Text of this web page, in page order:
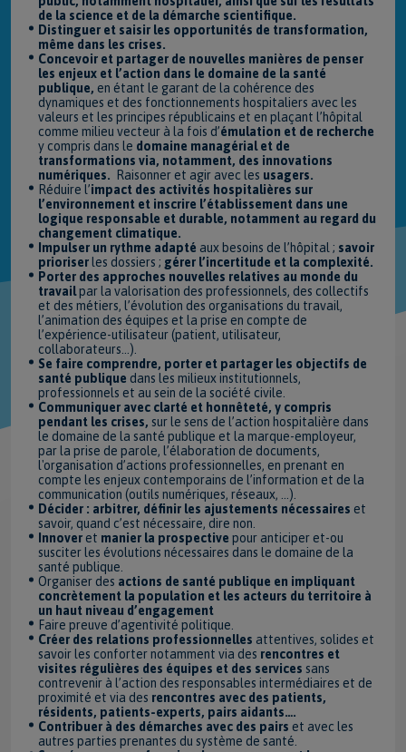
de la science et de la démarche scientifique.
Distinguer et saisir les opportunités de transformation,
même dans les crises.
Concevoir et partager de nouvelles manières de penser
les enjeux et l’action dans le domaine de la santé
publique, en étant le garant de la cohérence des
dynamiques et des fonctionnements hospitaliers avec les
valeurs et les principes républicains et en plaçant l’hôpital
comme milieu vecteur à la fois d’émulation et de recherche
y compris dans le domaine managérial et de
transformations via, notamment, des innovations
numériques. Raisonner et agir avec les usagers.
Réduire l’impact des activités hospitalières sur
l’environnement et inscrire l’établissement dans une
logique responsable et durable, notamment au regard du
changement climatique.
Impulser un rythme adapté aux besoins de l’hôpital ; savoir
prioriser les dossiers ; gérer l’incertitude et la complexité.
Porter des approches nouvelles relatives au monde du
travailpar la valorisation des professionnels, des collectifs
et des métiers, l’évolution des organisations du travail,
l’animation des équipes et la prise en compte de
l’expérience-utilisateur (patient, utilisateur,
collaborateurs…).
Se faire comprendre, porter et partager les objectifs de
santé publique dans les milieux institutionnels,
professionnels et au sein de la société civile.
Communiquer avec clarté et honnêteté, y compris
pendant les crises, sur le sens de l’action hospitalière dans
le domaine de la santé publique et la marque-employeur,
par la prise de parole, l’élaboration de documents,
l'organisation d’actions professionnelles, en prenant en
compte les enjeux contemporains de l’information et de la
communication (outils numériques, réseaux, ...).
Décider : arbitrer, définir les ajustements nécessaires et
savoir, quand c’est nécessaire, dire non.
Innover et manier la prospective pour anticiper et-ou
susciter les évolutions nécessaires dans le domaine de la
santé publique.
Organiser des actions de santé publique en impliquant
concrètement la population et les acteurs du territoire à
un haut niveau d’engagement
Faire preuve d’agentivité politique.
Créer des relations professionnelles attentives, solides et
savoir les conforter notamment via des rencontres et
visites régulières des équipes et des services sans
contrevenir à l’action des responsables intermédiaires et de
proximité et via des rencontres avec des patients,
résidents, patients-experts, pairs aidants….
Contribuer à des démarches avec des pairs et avec les
autres parties prenantes du système de santé.